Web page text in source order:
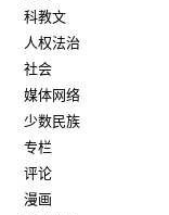
科教文
人权法治
社会
媒体网络
少数民族
专栏
评论
漫画